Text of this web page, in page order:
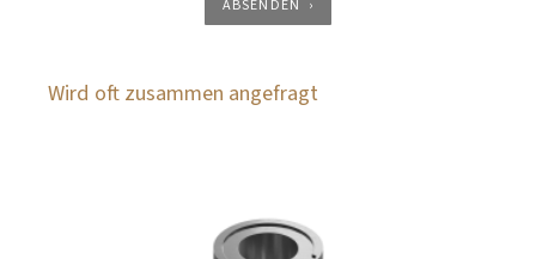
ABSENDEN
Wird oft zusammen angefragt